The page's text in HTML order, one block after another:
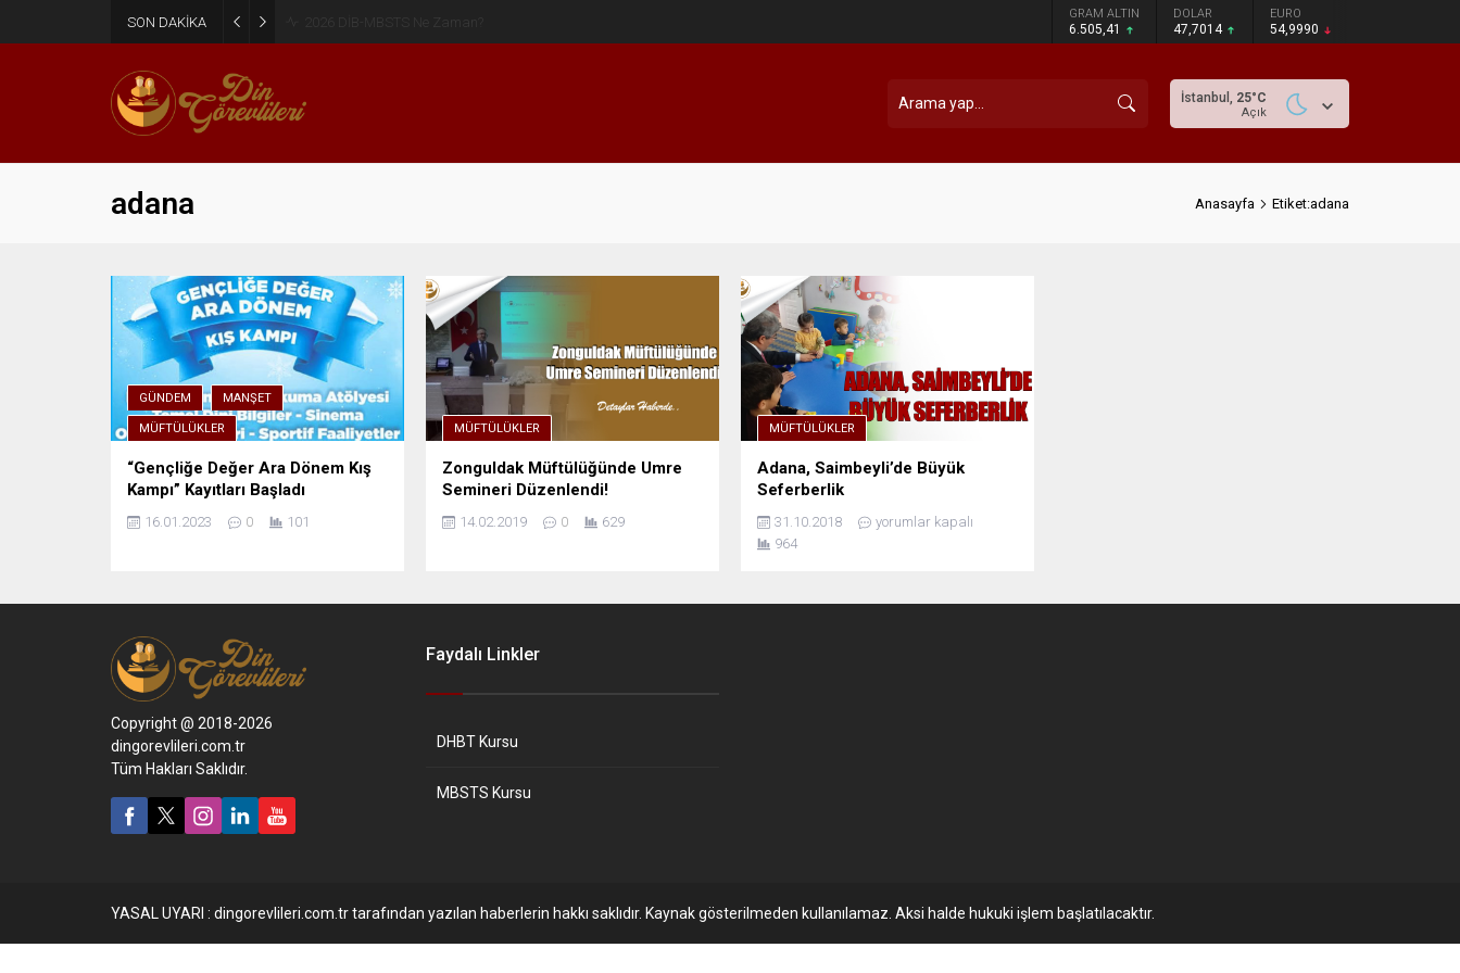
SON DAKİKA GRAM ALTIN
6.505,41
DOLAR
47,7014
EURO
54,9990
İstanbul, 25°C
Açık
adana Anasayfa Etiket:adana
GÜNDEM MANŞET
MÜFTÜLÜKLER
“Gençliğe Değer Ara Dönem Kış
Kampı” Kayıtları Başladı
16.01.2023 0 101
MÜFTÜLÜKLER
Zonguldak Müftülüğünde Umre
Semineri Düzenlendi!
14.02.2019 0 629
MÜFTÜLÜKLER
Adana, Saimbeyli’de Büyük
Seferberlik
31.10.2018
yorumlar kapalı
964
Copyright @ 2018-2026
dingorevlileri.com.tr
Tüm Hakları Saklıdır.
Faydalı Linkler
DHBT Kursu
MBSTS Kursu
YASAL UYARI : dingorevlileri.com.tr tarafından yazılan haberlerin hakkı saklıdır. Kaynak gösterilmeden kullanılamaz. Aksi halde hukuki işlem başlatılacaktır.